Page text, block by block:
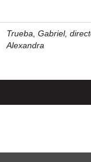
Trueba, Gabriel,
Alexandra